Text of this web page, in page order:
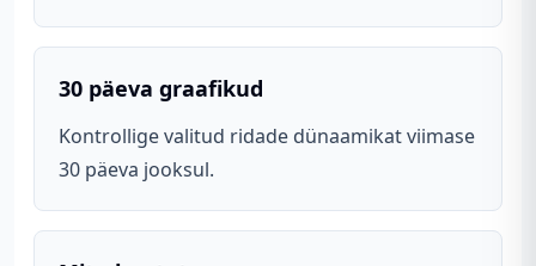
30 päeva graafikud
Kontrollige valitud ridade dünaamikat viimase
30 päeva jooksul.